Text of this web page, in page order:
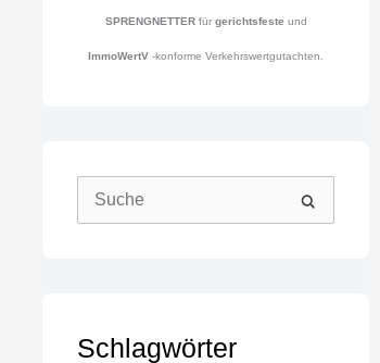
SPRENGNETTERfür gerichtsfeste und
ImmoWertV -konforme Verkehrswertgutachten.
e
Schlagwörter